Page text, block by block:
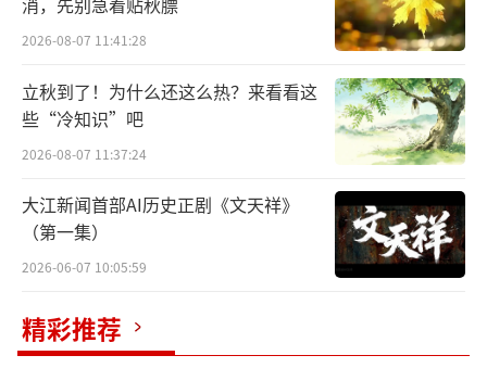
席、北方昆曲剧院院长杨凤一
在北昆荣获“全国文化和旅游系统先进集
体”称号这个新的起点，北京剧协以书面访谈
的形式访问了北昆院长杨凤一女士，以下为访
谈实录：
问：作为一个艺术家和剧院管理者，您认
为您最大的优势是什么？
2026-08-07 11:41:28
立秋到了！为什么还这么热？来看看这
些“冷知识”吧
2026-08-07 11:37:24
大江新闻首部AI历史正剧《文天祥》
（第一集）
2026-06-07 10:05:59
精彩推荐